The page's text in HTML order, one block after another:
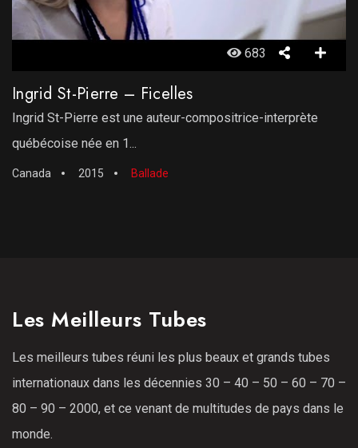
683
Ingrid St-Pierre – Ficelles
Ingrid St-Pierre est une auteur-compositrice-interprète
québécoise née en 1...
Canada 2015 Ballade
Les Meilleurs Tubes
Les meilleurs tubes réuni les plus beaux et grands tubes
internationaux dans les décennies 30 – 40 – 50 – 60 – 70 –
80 – 90 – 2000, et ce venant de multitudes de pays dans le
monde.